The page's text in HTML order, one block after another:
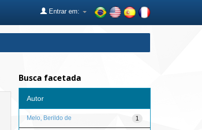
Entrar em:
Busca facetada
Autor
1
Melo, Berildo de